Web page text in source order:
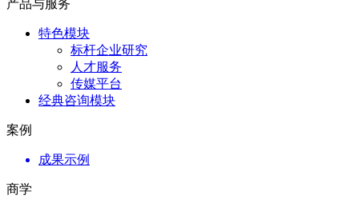
产品与服务
特色模块
标杆企业研究
人才服务
传媒平台
经典咨询模块
案例
成果示例
商学